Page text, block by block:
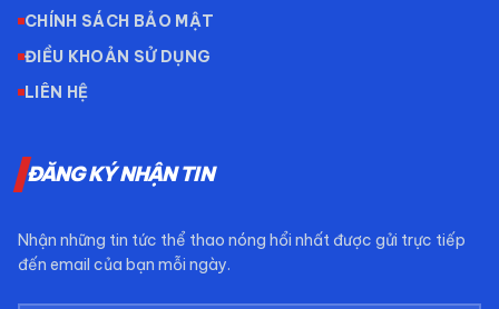
CHÍNH SÁCH BẢO MẬT
ĐIỀU KHOẢN SỬ DỤNG
LIÊN HỆ
ĐĂNG KÝ NHẬN TIN
Nhận những tin tức thể thao nóng hổi nhất được gửi trực tiếp
đến email của bạn mỗi ngày.